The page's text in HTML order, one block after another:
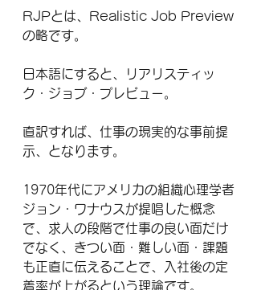
RJPとは、Realistic Job Preview
の略です。
日本語にすると、リアリスティッ
ク・ジョブ・プレビュー。
直訳すれば、仕事の現実的な事前提
示、となります。
1970年代にアメリカの組織心理学者
ジョン・ワナウスが提唱した概念
で、求人の段階で仕事の良い面だけ
でなく、きつい面・難しい面・課題
も正直に伝えることで、入社後の定
着率が上がるという理論です。